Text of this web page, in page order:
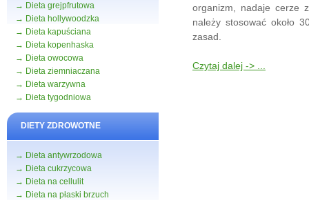
→ Dieta grejpfrutowa
→ Dieta hollywoodzka
→ Dieta kapuściana
→ Dieta kopenhaska
→ Dieta owocowa
→ Dieta ziemniaczana
→ Dieta warzywna
→ Dieta tygodniowa
DIETY ZDROWOTNE
→ Dieta antywrzodowa
→ Dieta cukrzycowa
→ Dieta na cellulit
→ Dieta na płaski brzuch
organizm, nadaje cerze
należy stosować około
zasad.
Czytaj dalej -> ...